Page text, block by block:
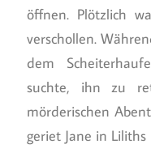
öffnen. Plötzlich
verschollen.
dem
suchte, ihn zu
mörderischen
geriet Jane in Liliths